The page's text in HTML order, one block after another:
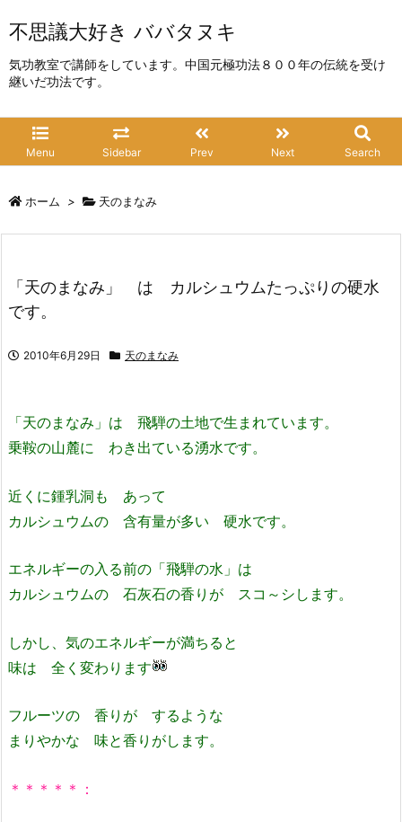
不思議大好き ババタヌキ
気功教室で講師をしています。中国元極功法８００年の伝統を受け
継いだ功法です。
Menu Sidebar Prev Next Search
ホーム > 天のまなみ
「天のまなみ」 は カルシュウムたっぷりの硬水
です。
2010年6月29日 天のまなみ
「天のまなみ」は 飛騨の土地で生まれています。
乗鞍の山麓に わき出ている湧水です。
近くに鍾乳洞も あって
カルシュウムの 含有量が多い 硬水です。
エネルギーの入る前の「飛騨の水」は
カルシュウムの 石灰石の香りが スコ～シします。
しかし、気のエネルギーが満ちると
味は 全く変わります
フルーツの 香りが するような
まりやかな 味と香りがします。
＊＊＊＊＊：